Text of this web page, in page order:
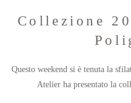
Collezione
Questo weekend si è tenuta la
Atelier ha presentato la